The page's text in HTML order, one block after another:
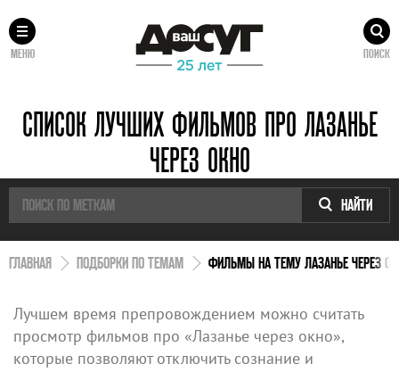
МЕНЮ ПОИСК
СПИСОК ЛУЧШИХ ФИЛЬМОВ ПРО ЛАЗАНЬЕ
ЧЕРЕЗ ОКНО
НАЙТИ
ГЛАВНАЯ ПОДБОРКИ ПО ТЕМАМ ФИЛЬМЫ НА ТЕМУ ЛАЗАНЬЕ ЧЕРЕЗ
Лучшем время препровождением можно считать
просмотр фильмов про «Лазанье через окно»,
которые позволяют отключить сознание и